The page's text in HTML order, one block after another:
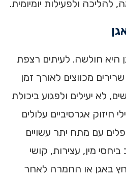
ולפעילות יומיומית.
היא חולשה. לעיתים רצפת
מכווצים לאורך זמן
לא יעילים ולפגוע ביכולת
חיזוק אגרסיביים עלולים
עם מתח יתר עשויים
מין, עצירות, קושי
באגן או החמרה לאחר